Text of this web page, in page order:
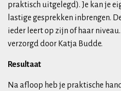
praktisch uitgelegd). Je kan je
lastige gesprekken inbrengen.
ieder leert op zijn of haar
verzorgd door Katja Budde.
Resultaat
Na afloop heb je praktische